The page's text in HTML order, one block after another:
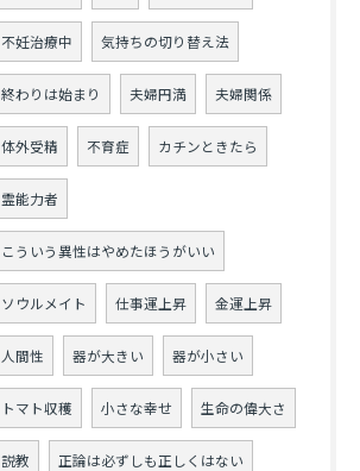
不妊治療中 気持ちの切り替え法
終わりは始まり 夫婦円満 夫婦関係
体外受精 不育症 カチンときたら
霊能力者
こういう異性はやめたほうがいい
ソウルメイト 仕事運上昇 金運上昇
人間性 器が大きい 器が小さい
トマト収穫 小さな幸せ 生命の偉大さ
説教 正論は必ずしも正しくはない